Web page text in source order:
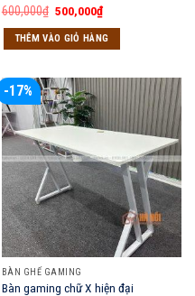
600,000₫ Giá
gốc
là:
600,000₫.
500,000₫Giá
hiện
tại
là:
THÊM VÀO GIỎ HÀNG
-17%
BÀN GHẾ GAMING
Bàn gaming chữ X hiện đại